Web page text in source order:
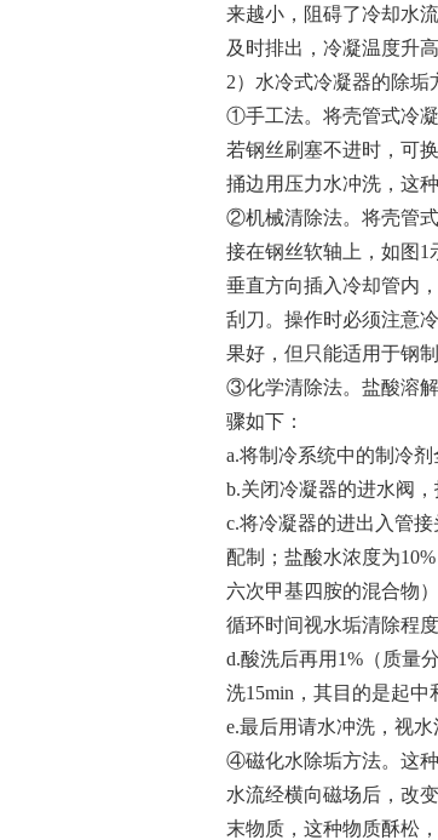
来越小，阻碍了冷却水
及时排出，冷凝温度升
2）水冷式冷凝器的除垢
①手工法。将壳管式冷
若钢丝刷塞不进时，可
捅边用压力水冲洗，这
②机械清除法。将壳管
接在钢丝软轴上，如图
垂直方向插入冷却管内
刮刀。操作时必须注意
果好，但只能适用于钢
③化学清除法。盐酸溶
骤如下：
a.将制冷系统中的制冷剂
b.关闭冷凝器的进水阀，
c.将冷凝器的进出入管
配制；盐酸水浓度为
六次甲基四胺的混合物
循环时间视水垢清除程度
d.酸洗后再用1%（质量
洗15min，其目的是起中
e.最后用请水冲洗，视水
④磁化水除垢方法。这种
水流经横向磁场后，改
末物质，这种物质酥松